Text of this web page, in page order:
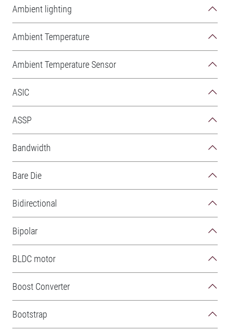
Ambient lighting
Ambient Temperature
Ambient Temperature Sensor
ASIC
ASSP
Bandwidth
Bare Die
Bidirectional
Bipolar
BLDC motor
Boost Converter
Bootstrap